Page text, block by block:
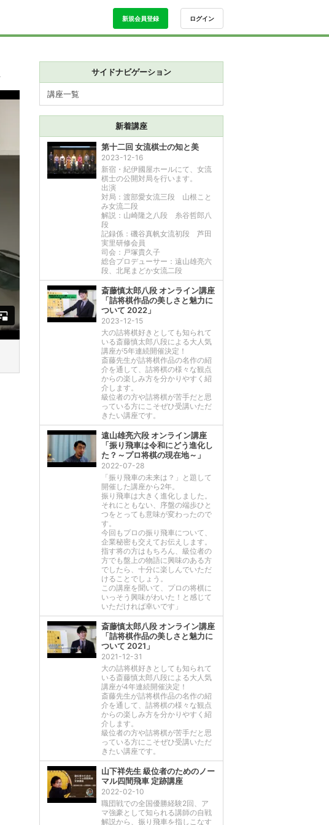
新規会員登録 ログイン
サイドナビゲーション
講座一覧
新着講座
第十二回 女流棋士の知と美
2023-12-16
新宿・紀伊國屋ホールにて、女流
棋士の公開対局を行います。
出演
対局：渡部愛女流三段 山根こと
み女流二段
解説：山崎隆之八段 糸谷哲郎八
段
記録係：磯谷真帆女流初段 芦田
実里研修会員
司会：戸塚貴久子
総合プロデューサー：遠山雄亮六
段、北尾まどか女流二段
斎藤慎太郎八段 オンライン講座
「詰将棋作品の美しさと魅力に
ついて 2022」
2023-12-15
大の詰将棋好きとしても知られて
いる斎藤慎太郎八段による大人気
講座が5年連続開催決定！
斎藤先生が詰将棋作品の名作の紹
介を通して、詰将棋の様々な観点
からの楽しみ方を分かりやすく紹
介します。
級位者の方や詰将棋が苦手だと思
っている方にこそぜひ受講いただ
きたい講座です。
遠山雄亮六段 オンライン講座
「振り飛車は令和にどう進化し
た？～プロ将棋の現在地～」
2022-07-28
「振り飛車の未来は？」と題して
開催した講座から2年。
振り飛車は大きく進化しました。
それにともない、序盤の端歩ひと
つをとっても意味が変わったので
す。
今回もプロの振り飛車について、
企業秘密も交えてお伝えします。
指す将の方はもちろん、級位者の
方でも盤上の物語に興味のある方
でしたら、十分に楽しんでいただ
けることでしょう。
この講座を聞いて、プロの将棋に
いっそう興味がわいた！と感じて
いただければ幸いです」
斎藤慎太郎八段 オンライン講座
「詰将棋作品の美しさと魅力に
ついて 2021」
2021-12-31
大の詰将棋好きとしても知られて
いる斎藤慎太郎八段による大人気
講座が4年連続開催決定！
斎藤先生が詰将棋作品の名作の紹
介を通して、詰将棋の様々な観点
からの楽しみ方を分かりやすく紹
介します。
級位者の方や詰将棋が苦手だと思
っている方にこそぜひ受講いただ
きたい講座です。
山下祥先生 級位者のためのノー
マル四間飛車 定跡講座
2022-02-10
職団戦での全国優勝経験2回、ア
マ強豪として知られる講師の自戦
解説から、振り飛車を指しこなす